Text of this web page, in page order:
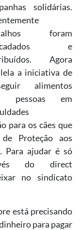
solidárias.
foram
e
Agora
a iniciativa de
alimentos
pessoas em
para os cães que
Proteção aos
Para ajudar é só
do direct
no sindicato
está precisando
para pagar